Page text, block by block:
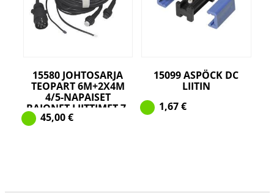
15580 JOHTOSARJA
TEOPART 6M+2X4M
4/5-NAPAISET
BAJONET LIITTIMET 7-
NAPAINEN TÖPSELI
45,00€
15099 ASPÖCK DC
LIITIN
1,67€